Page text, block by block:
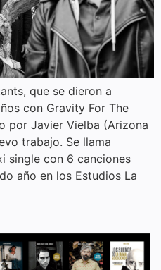
que se dieron a
con Gravity For The
por Javier Vielba (Arizona
trabajo. Se llama
single con 6 canciones
año en los Estudios La